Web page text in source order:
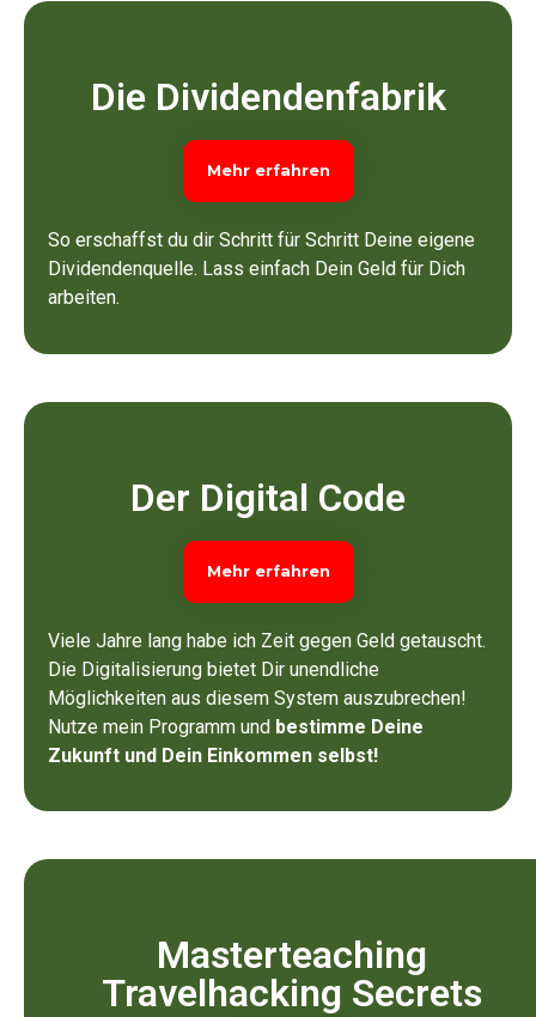
Die Dividendenfabrik
Mehr erfahren
So erschaffst du dir Schritt für Schritt Deine eigene
Dividendenquelle. Lass einfach Dein Geld für Dich
arbeiten.
Der Digital Code
Mehr erfahren
Viele Jahre lang habe ich Zeit gegen Geld getauscht.
Die Digitalisierung bietet Dir unendliche
Möglichkeiten aus diesem System auszubrechen!
Nutze mein Programm und bestimme Deine
Zukunft und Dein Einkommen selbst!
Masterteaching
Travelhacking Secrets